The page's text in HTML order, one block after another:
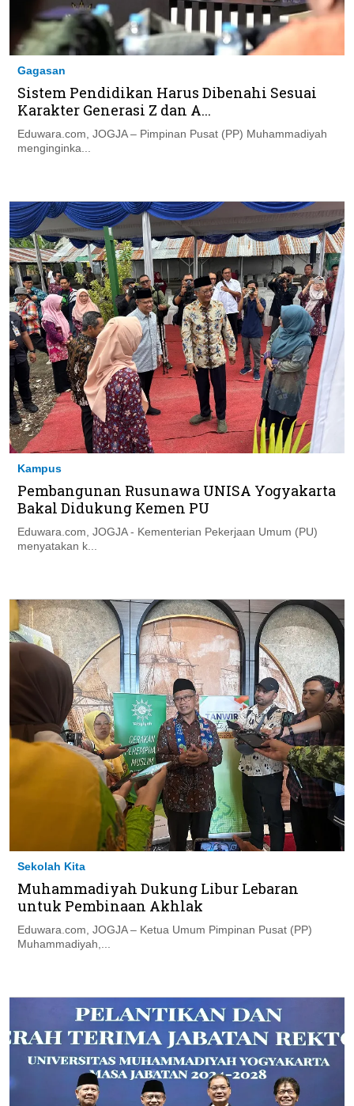
Gagasan
Sistem Pendidikan Harus Dibenahi Sesuai
Karakter Generasi Z dan A...
Eduwara.com, JOGJA – Pimpinan Pusat (PP) Muhammadiyah
menginginka...
Kampus
Pembangunan Rusunawa UNISA Yogyakarta
Bakal Didukung Kemen PU
Eduwara.com, JOGJA - Kementerian Pekerjaan Umum (PU)
menyatakan k...
Sekolah Kita
Muhammadiyah Dukung Libur Lebaran
untuk Pembinaan Akhlak
Eduwara.com, JOGJA – Ketua Umum Pimpinan Pusat (PP)
Muhammadiyah,...